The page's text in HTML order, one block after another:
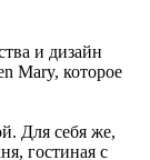
и дизайн
Mary, которое
Для себя же,
гостиная с